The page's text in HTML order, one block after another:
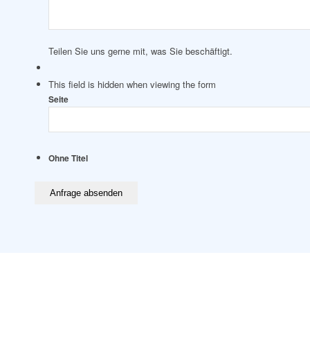
Teilen Sie uns gerne mit, was Sie beschäftigt.
This field is hidden when viewing the form
Seite
Ohne Titel